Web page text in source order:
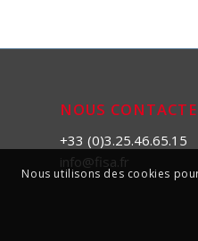
NOUS
+33 (0)3.25.46.65.15
info@fisa.fr
Nous utilisons des cookies